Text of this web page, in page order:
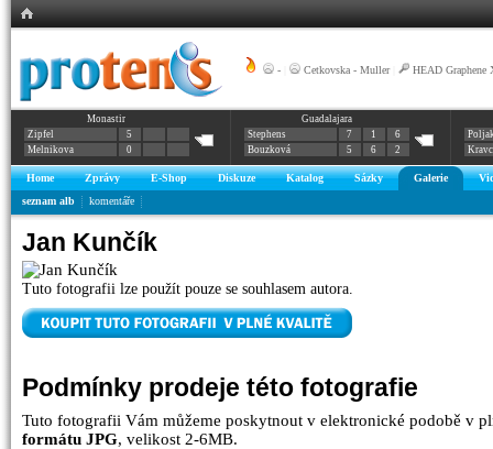
- Cetkovska - Muller| HEAD Graphene
Monastir
Zipfel
5
Melnikova
0
Guadalajara
Stephens
7 1
6
Bouzková
5 6 2
Home Zprávy E-Shop Diskuze Katalog Sázky Galerie
seznam alb
komentáře
Jan Kunčík
Tuto fotografii lze použít pouze se souhlasem autora.
Podmínky prodeje této fotografie
Tuto fotografii Vám můžeme poskytnout v elektronické podobě v
formátu JPG, velikost 2-6MB.